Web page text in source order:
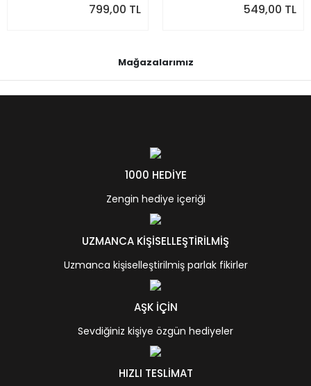
799,00 TL 549,00 TL
Mağazalarımız
1000 HEDİYE
Zengin hediye içeriği
UZMANCA KİŞİSELLEŞTİRİLMİŞ
Uzmanca kişiselleştirilmiş parlak fikirler
AŞK İÇİN
Sevdiğiniz kişiye özgün hediyeler
HIZLI TESLİMAT